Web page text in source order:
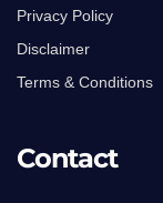
Privacy Policy
Disclaimer
Terms & Conditions
Contact